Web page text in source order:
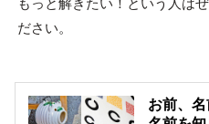
もっと解きたい！という人は
ださい。
お前、